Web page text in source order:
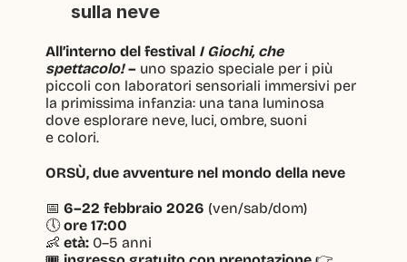
sulla neve
All’interno del festival I Giochi, che
spettacolo! – uno spazio speciale per i più
piccoli con laboratori sensoriali immersivi per
la primissima infanzia: una tana luminosa
dove esplorare neve, luci, ombre, suoni
e colori.
ORSÙ, due avventure nel mondo della neve
📅 6–22 febbraio 2026 (ven/sab/dom)
🕔 ore 17:00
👶 età: 0–5 anni